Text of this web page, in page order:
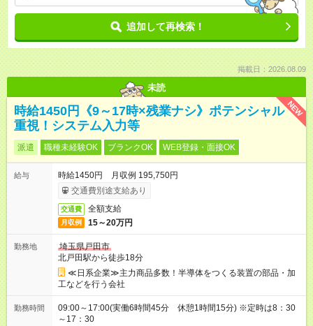
追加して再検索！
掲載日：2026.08.09
未読
NEW
時給1450円《9～17時×残業ナシ》ポテンシャル
重視！システム入力等
派遣 職種未経験OK ブランクOK WEB登録・面接OK
給与
時給1450円 月収例 195,750円
交通費別途支給あり
交通費 全額支給
月収例 15～20万円
勤務地
埼玉県戸田市
北戸田駅から徒歩18分
≪日系企業≫主力商品多数！半導体をつくる装置の部品・加
工などを行う会社
勤務時間
09:00～17:00(実働6時間45分 休憩1時間15分) ※定時は8：30
～17：30